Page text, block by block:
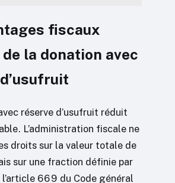
fiscaux
la donation avec
réserve d’usufruit réduit
L’administration fiscale ne
droits sur la valeur totale de
sur une fraction définie par
l’article 669 du Code général